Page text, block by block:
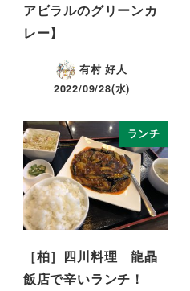
アビラルのグリーンカ
レー】
有村 好人
2022/09/28(水)
ランチ
［柏］四川料理 龍晶
飯店で辛いランチ！